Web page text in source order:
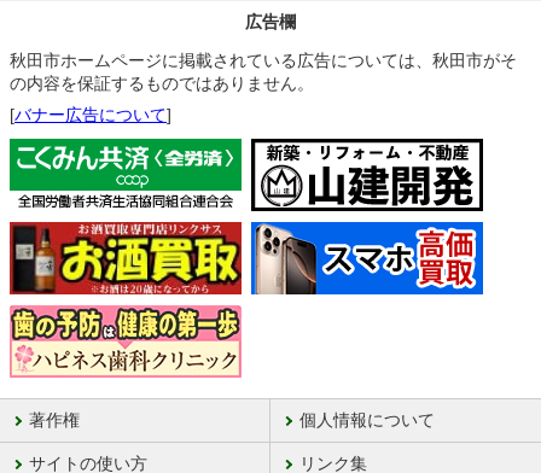
広告欄
秋田市ホームページに掲載されている広告については、秋田市がそ
の内容を保証するものではありません。
[バナー広告について]
著作権 個人情報について
サイトの使い方 リンク集